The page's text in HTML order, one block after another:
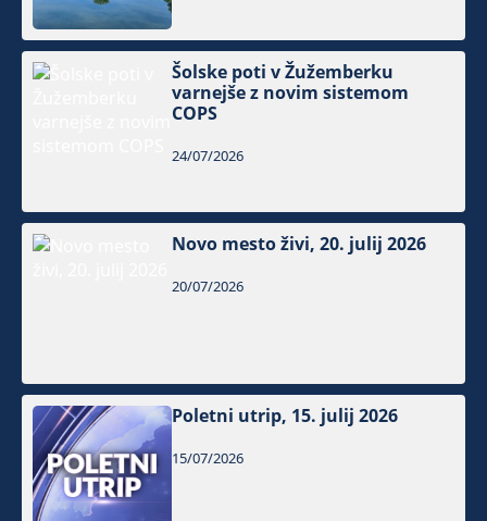
Šolske poti v Žužemberku
varnejše z novim sistemom
COPS
24/07/2026
Novo mesto živi, 20. julij 2026
20/07/2026
Poletni utrip, 15. julij 2026
15/07/2026